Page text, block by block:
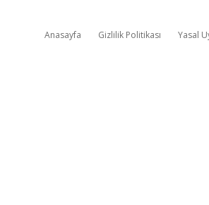
Anasayfa Gizlilik Politikası Yasal